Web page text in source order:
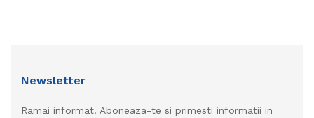
Newsletter
Ramai informat! Aboneaza-te si primesti informatii in